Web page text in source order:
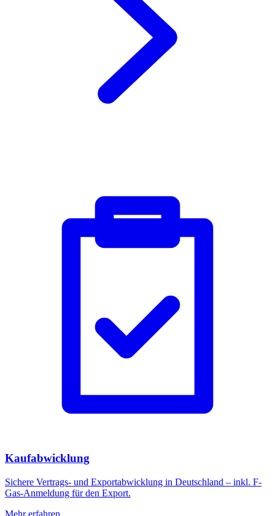
Kaufabwicklung
Sichere Vertrags- und Exportabwicklung in Deutschland – inkl. F-
Gas-Anmeldung für den Export.
Mehr erfahren